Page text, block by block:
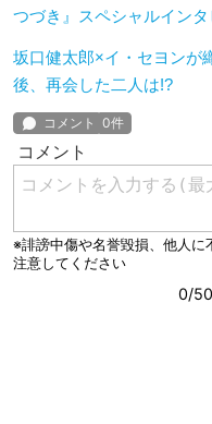
つづき』スペシャルイン
坂口健太郎×イ・セヨンが
後、再会した二人は!?